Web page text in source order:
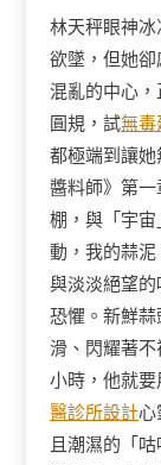
林天秤眼神
欲墜，但她
混亂的中心
圓規，試無毒
都極端到讓
醬料師》第
棚，與「宇
動，我的蒜
與淡淡絕望
恐懼。新鮮
滑、閃耀著
小時，他就
醫診所設計心
且潮濕的「